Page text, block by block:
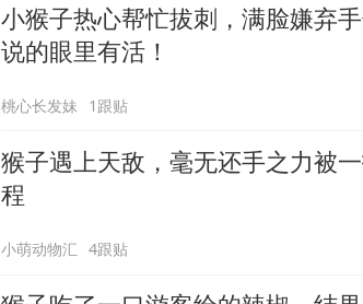
小猴子热心帮忙拔刺，满脸嫌弃
说的眼里有活！
桃心长发妹 1跟贴
猴子遇上天敌，毫无还手之力被
程
小萌动物汇 4跟贴